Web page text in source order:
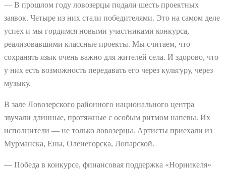
— В прошлом году ловозерцы подали шесть проектных
заявок. Четыре из них стали победителями. Это на самом деле
успех и мы гордимся новыми участниками конкурса,
реализовавшими классные проекты. Мы считаем, что
сохранять язык очень важно для жителей села. И здорово, что
у них есть возможность передавать его через культуру, через
музыку.
В зале Ловозерского районного национального центра
звучали длинные, протяжные с особым ритмом напевы. Их
исполнители — не только ловозерцы. Артисты приехали из
Мурманска, Ены, Оленегорска, Лопарской.
— Победа в конкурсе, финансовая поддержка «Норникеля»